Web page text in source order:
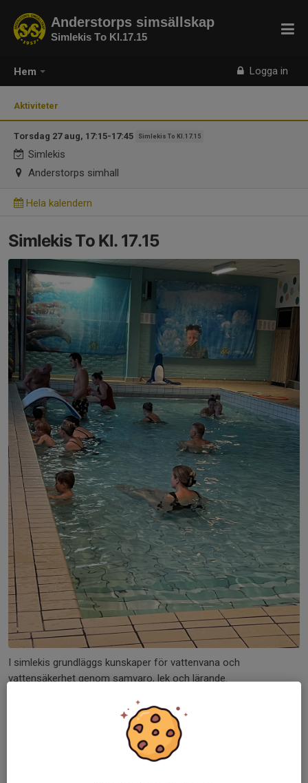
Hem Logga in
Anderstorps simsällskap
Simlekis To Kl.17.15
Aktiviteter
Torsdag 27 aug, 17:15-17:45 Simlekis To Kl.17.15
Simlekis
Anderstorps simhall
Hela kalendern
Simlekis To Kl. 17.15
I simlekis grundläggs kunskaper för vattenvana och
vattensäkerhet genom samvaro, lek och lärande.
Nya kurser startar i Januari och Augusti, 12 ggr
Lediga platser läggs ut på hemsidan.